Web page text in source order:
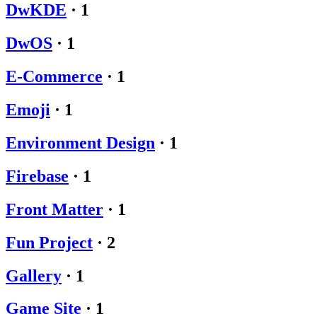
DwKDE · 1
DwOS · 1
E-Commerce · 1
Emoji · 1
Environment Design · 1
Firebase · 1
Front Matter · 1
Fun Project · 2
Gallery · 1
Game Site · 1